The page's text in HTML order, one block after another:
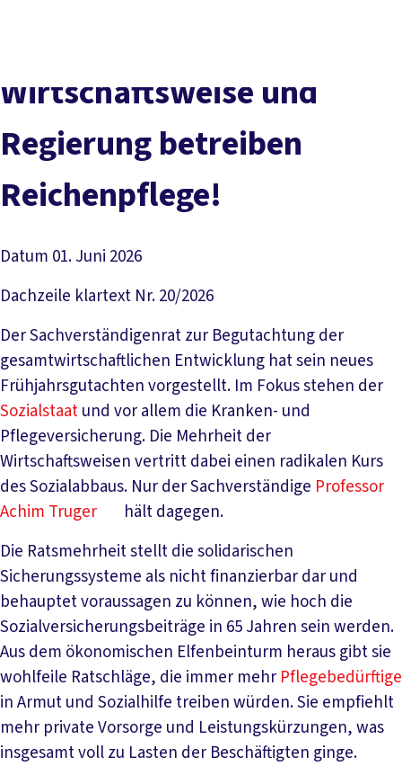
Service
Mitmachen
Wirtschaftsweise und
Regierung betreiben
Reichenpflege!
Datum 01. Juni 2026
Dachzeile klartext Nr. 20/2026
Der Sachverständigenrat zur Begutachtung der
gesamtwirtschaftlichen Entwicklung hat sein neues
Frühjahrsgutachten vorgestellt. Im Fokus stehen der
Sozialstaatund vor allem die Kranken- und
Pflegeversicherung. Die Mehrheit der
Wirtschaftsweisen vertritt dabei einen radikalen Kurs
des Sozialabbaus. Nur der Sachverständige Professor
Achim Truger
hält dagegen.
Die Ratsmehrheit stellt die solidarischen
Sicherungssysteme als nicht finanzierbar dar und
behauptet voraussagen zu können, wie hoch die
Sozialversicherungsbeiträge in 65 Jahren sein werden.
Aus dem ökonomischen Elfenbeinturm heraus gibt sie
wohlfeile Ratschläge, die immer mehr Pflegebedürftige
in Armut und Sozialhilfe treiben würden. Sie empfiehlt
mehr private Vorsorge und Leistungskürzungen, was
insgesamt voll zu Lasten der Beschäftigten ginge.